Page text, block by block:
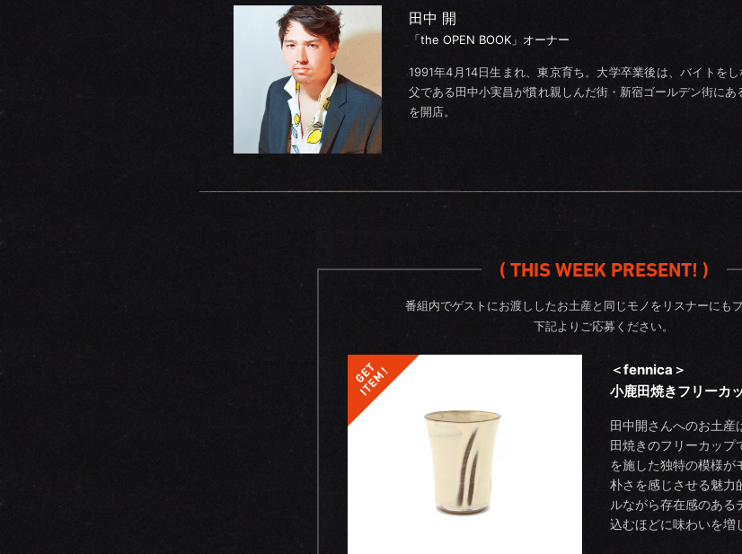
田中 開
「the OPEN BOOK」オーナー
1991年4月14日生まれ、東京育ち。大学卒業後は、バイトを
父である田中小実昌が慣れ親しんだ街・新宿ゴールデン街に
を開店。
( THIS WEEK PRESENT! )
番組内でゲストにお渡ししたお土産と同じモノをリスナーにも
下記よりご応募ください。
＜fennica＞
小鹿田焼きフリーカ
田中開さんへのお土
田焼きのフリーカップ
を施した独特の模様が
朴さを感じさせる魅力
ルながら存在感のある
込むほどに味わいを増